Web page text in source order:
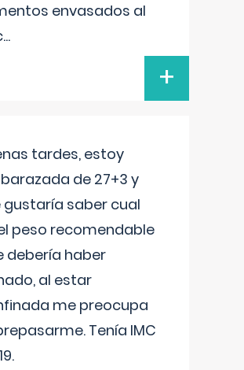
envasados al
...
+
tardes, estoy
de 27+3 y
gustaría saber cual
peso recomendable
debería haber
al estar
me preocupa
Tenía IMC